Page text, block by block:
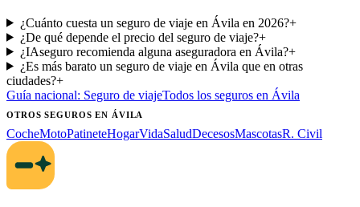
¿Cuánto cuesta un seguro de viaje en Ávila en 2026?+
¿De qué depende el precio del seguro de viaje?+
¿IAseguro recomienda alguna aseguradora en Ávila?+
¿Es más barato un seguro de viaje en Ávila que en otras
ciudades?+
Guía nacional: Seguro de viajeTodos los seguros en Ávila
OTROS SEGUROSEN ÁVILA
CocheMotoPatineteHogarVidaSaludDecesosMascotasR. Civil